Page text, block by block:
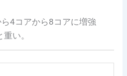
4コアから8コアに増強
い。